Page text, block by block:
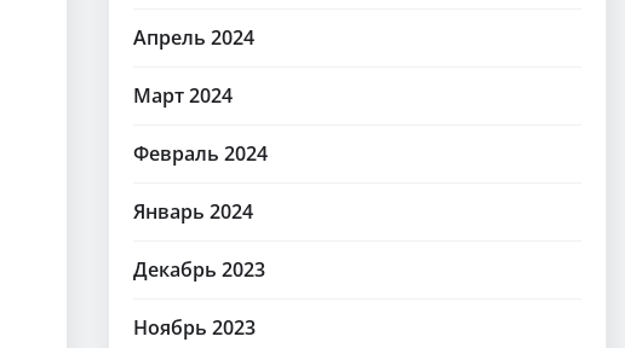
Апрель 2024
Март 2024
Февраль 2024
Январь 2024
Декабрь 2023
Ноябрь 2023